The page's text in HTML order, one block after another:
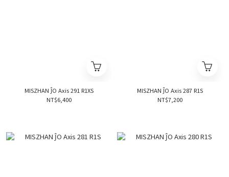
MISZHAN ĴO Axis 291 R1XS
NT$6,400
MISZHAN ĴO Axis 287 R1S
NT$7,200